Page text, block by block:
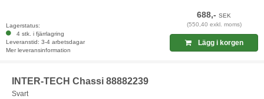
Lagerstatus:
4 stk. i fjärrlagring
Leveranstid: 3-4 arbetsdagar
Mer leveransinformation
688,-SEK
(550,40 exkl. moms)
Lägg i korgen
INTER-TECH Chassi 88882239
Svart